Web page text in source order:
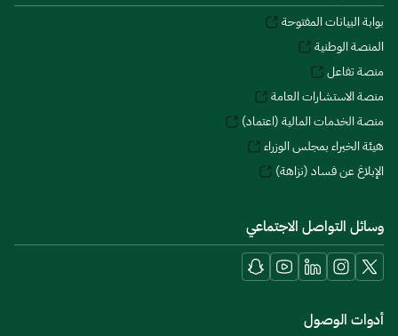
بوابة البيانات المفتوحة
المنصة الوطنية
منصة تفاعل
منصة الاستشارات العامة
منصة الخدمات المالية (اعتماد)
هيئة الخبراء بمجلس الوزراء
الإبلاغ عن فساد (نزاهة)
وسائل التواصل الاجتماعي
أدوات الوصول